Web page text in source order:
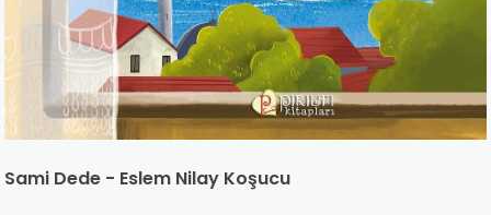
Sami Dede - Eslem Nilay Koşucu